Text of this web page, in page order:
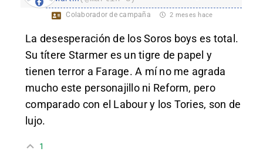
Colaborador de campaña 2 meses hace
La desesperación de los Soros boys es total.
Su títere Starmer es un tigre de papel y
tienen terror a Farage. A mí no me agrada
mucho este personajillo ni Reform, pero
comparado con el Labour y los Tories, son de
lujo.
1